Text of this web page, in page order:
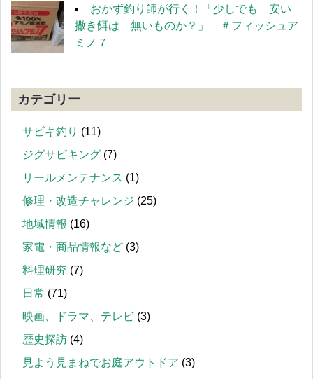
おかず釣り師が行く！「少しでも 安い
撒き餌は 無いものか？」 ＃フィッシュア
ミノ７
カテゴリー
サビキ釣り (11)
ジグサビキング (7)
リールメンテナンス (1)
修理・改造チャレンジ (25)
地域情報 (16)
家電・商品情報など (3)
料理研究 (7)
日常 (71)
映画、ドラマ、テレビ (3)
歴史探訪 (4)
見よう見まねでお庭アウトドア (3)